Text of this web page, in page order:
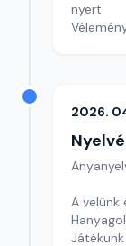
nyert
2026.
A velünk